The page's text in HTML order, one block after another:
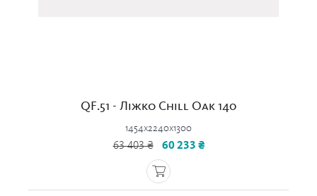
QF.51 - Ліжко Chill Oak 140
1454x2240x1300
63 403 ₴ 60 233 ₴